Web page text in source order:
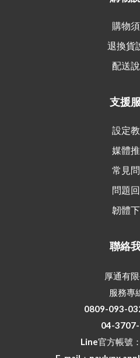
購物
退換貨
配送
支援
設定
媒體
常見
問題
韌體
聯絡
厚通有
服務專
0809-093-
04-
Line官方帳號：